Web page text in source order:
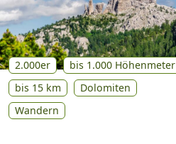
2.000er
bis 1.000 Höhenmeter
bis 15 km
Dolomiten
Wandern